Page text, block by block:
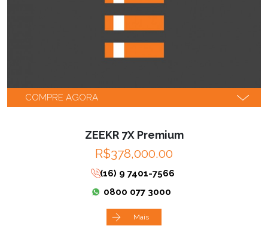
COMPRE AGORA
ZEEKR 7X Premium
R$378,000.00
(16) 9 7401-7566
0800 077 3000
Mais